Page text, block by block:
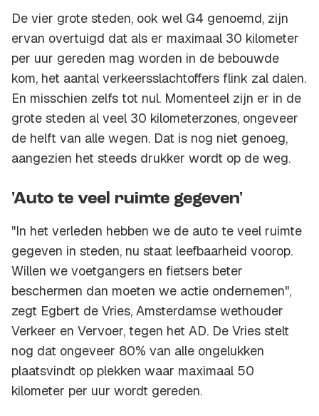
De vier grote steden, ook wel G4 genoemd, zijn
ervan overtuigd dat als er maximaal 30 kilometer
per uur gereden mag worden in de bebouwde
kom, het aantal verkeersslachtoffers flink zal dalen.
En misschien zelfs tot nul. Momenteel zijn er in de
grote steden al veel 30 kilometerzones, ongeveer
de helft van alle wegen. Dat is nog niet genoeg,
aangezien het steeds drukker wordt op de weg.
'Auto te veel ruimte gegeven'
"In het verleden hebben we de auto te veel ruimte
gegeven in steden, nu staat leefbaarheid voorop.
Willen we voetgangers en fietsers beter
beschermen dan moeten we actie ondernemen",
zegt Egbert de Vries, Amsterdamse wethouder
Verkeer en Vervoer, tegen het AD. De Vries stelt
nog dat ongeveer 80% van alle ongelukken
plaatsvindt op plekken waar maximaal 50
kilometer per uur wordt gereden.